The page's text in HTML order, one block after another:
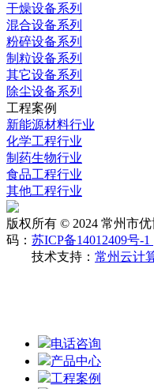
干燥设备系列
混合设备系列
粉碎设备系列
制粒设备系列
其它设备系列
除尘设备系列
工程案例
新能源材料行业
化学工程行业
制药生物行业
食品工程行业
其他工程行业
版权所有 © 2024 常州
码： 苏ICP备14012409号-1
技术支持： 常州云计
电话咨询
产品中心
工程案例